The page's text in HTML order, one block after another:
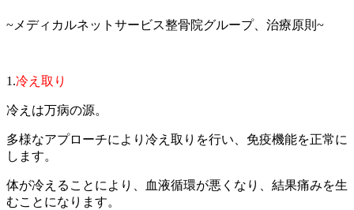
~メディカルネットサービス整骨院グループ、治療原則~
1.冷え取り
冷えは万病の源。
多様なアプローチにより冷え取りを行い、免疫機能を正常に
します。
体が冷えることにより、血液循環が悪くなり、結果痛みを生
むことになります。